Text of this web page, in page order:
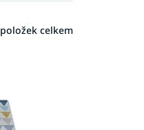
položek celkem